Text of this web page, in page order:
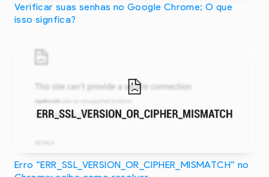
Verificar suas senhas no Google Chrome; O que
isso signfica?
Erro “ERR_SSL_VERSION_OR_CIPHER_MISMATCH” no